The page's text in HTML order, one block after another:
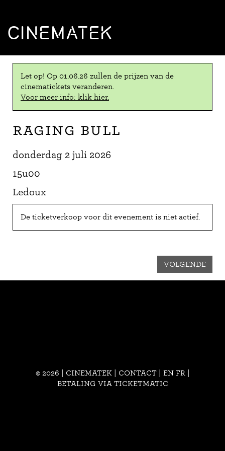
CINEMATEK
Let op! Op 01.06.26 zullen de prijzen van de
cinematickets veranderen.
Voor meer info: klik hier.
Raging Bull
donderdag 2 juli 2026
15u00
Ledoux
De ticketverkoop voor dit evenement is niet actief.
VOLGENDE
© 2026 | CINEMATEK | CONTACT| EN FR
BETALING VIA TICKETMATIC